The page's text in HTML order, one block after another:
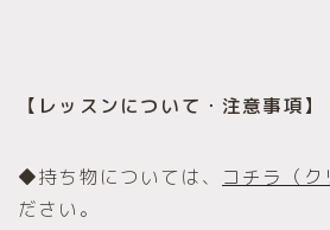
【レッスンについて・注意事項】
◆持ち物については、 コチラ（ク
ださい。